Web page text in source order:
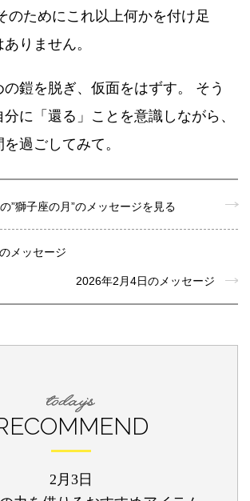
のためにこれ以上何かを付け足
りません。
の鎧を脱ぎ、仮面をはずす。 そう
に「還る」ことを意識しながら、
過ごしてみて。
”獅子座の月”のメッセージを見る
メッセージ
2026年2月4日のメッセージ
2月3日